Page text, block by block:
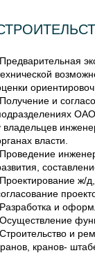
и
владельцев
власти.
ж/
и
и
кранов-